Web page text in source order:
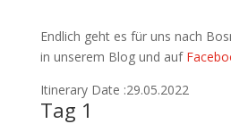
Endlich geht es für uns nach
in unserem Blog und auf
Itinerary Date :29.05.2022
Tag 1